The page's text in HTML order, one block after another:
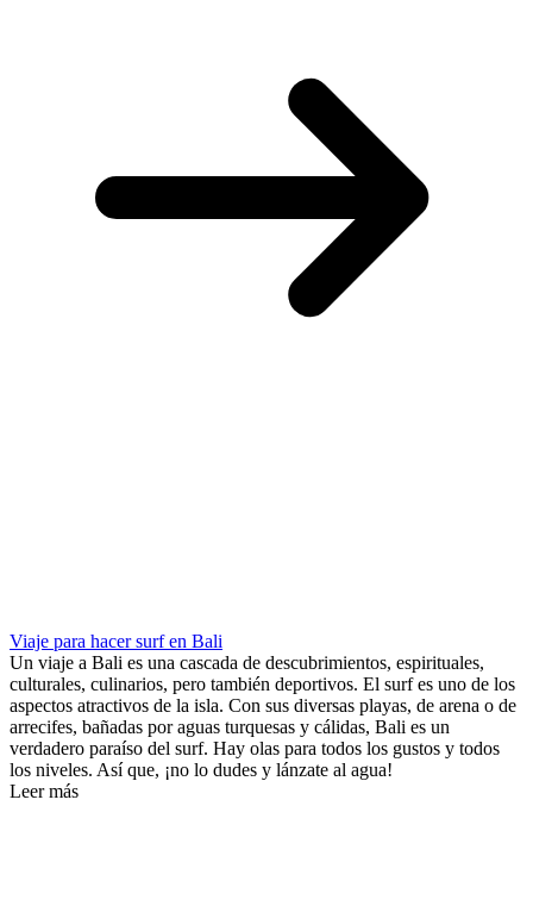
Viaje para hacer surf en Bali
Un viaje a Bali es una cascada de descubrimientos, espirituales,
culturales, culinarios, pero también deportivos. El surf es uno de los
aspectos atractivos de la isla. Con sus diversas playas, de arena o de
arrecifes, bañadas por aguas turquesas y cálidas, Bali es un
verdadero paraíso del surf. Hay olas para todos los gustos y todos
los niveles. Así que, ¡no lo dudes y lánzate al agua!
Leer más